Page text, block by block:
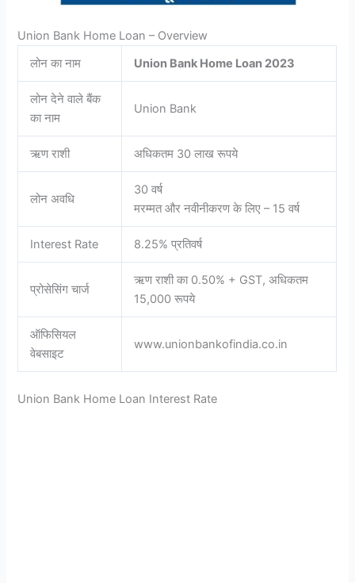
Union Bank Home Loan – Overview
लोन का नाम
Union Bank Home Loan 2023
लोन देने वाले बैंक
का नाम
Union Bank
ऋण राशी अधिकतम 30 लाख रूपये
लोन अवधि
30 वर्ष
मरम्मत और नवीनीकरण के लिए – 15 वर्ष
Interest Rate 8.25% प्रतिवर्ष
प्रोसेसिंग चार्ज
ऋण राशी का 0.50% + GST, अधिकतम
15,000 रूपये
ऑफिसियल
वेबसाइट
www.unionbankofindia.co.in
Union Bank Home Loan Interest Rate